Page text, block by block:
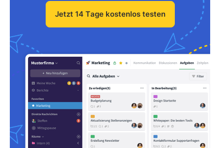
Jetzt 14 Tage kostenlos testen